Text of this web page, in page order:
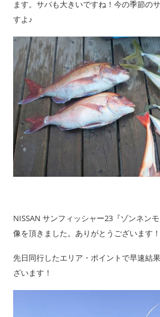
ます。サバも大きいですね！今の季節の
すよ♪
NISSAN サンフィッシャー23『ゾンネ
像を頂きました。ありがとうございます！
先日同行したエリア・ポイントで早速結
ざいます！